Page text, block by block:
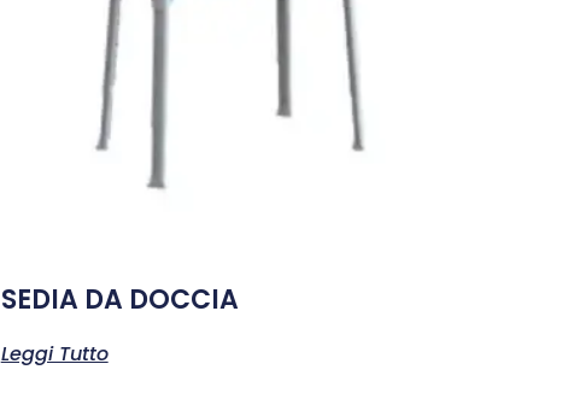
SEDIA DA DOCCIA
Leggi Tutto